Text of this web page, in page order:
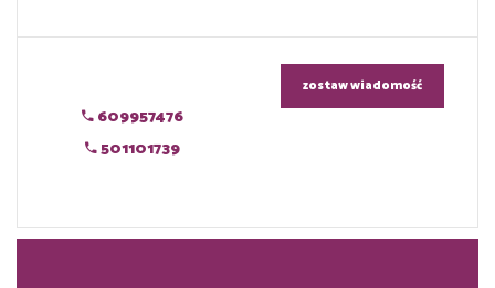
609957476
501101739
zostaw wiadomość